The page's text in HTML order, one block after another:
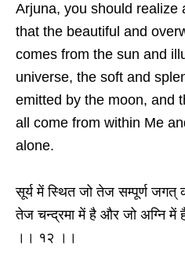
Arjuna, you should realize
that the beautiful and
comes from the sun and
universe, the soft and
emitted by the moon, and
all come from within Me
alone.
सूर्य में स्थित जो तेज सम्पूर्ण जगत्
तेज चन्द्रमा में है और जो अग्नि
।। १२ ।।